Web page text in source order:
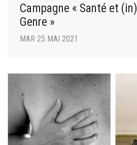
Campagne « Santé et
Genre »
MAR 25 MAI 2021